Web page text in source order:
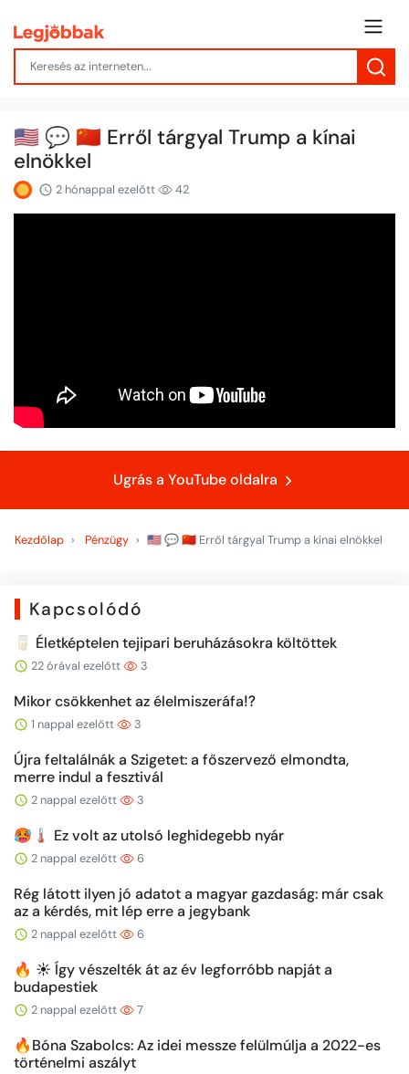
🇺🇸 💬 🇨🇳 Erről tárgyal Trump a kínai
elnökkel
2 hónappal ezelőtt 42
Ugrás a YouTube oldalra
Kezdőlap Pénzügy 🇺🇸 💬 🇨🇳 Erről tárgyal Trump a kínai elnökkel
Kapcsolódó
🥛 Életképtelen tejipari beruházásokra költöttek
22 órával ezelőtt 3
Mikor csökkenhet az élelmiszeráfa⁉️
1 nappal ezelőtt 3
Újra feltalálnák a Szigetet: a főszervező elmondta,
merre indul a fesztivál
2 nappal ezelőtt 3
🥵🌡️ Ez volt az utolsó leghidegebb nyár
2 nappal ezelőtt 6
Rég látott ilyen jó adatot a magyar gazdaság: már csak
az a kérdés, mit lép erre a jegybank
2 nappal ezelőtt 6
🔥 ☀️ Így vészelték át az év legforróbb napját a
budapestiek
2 nappal ezelőtt 7
🔥Bóna Szabolcs: Az idei messze felülmúlja a 2022-es
történelmi aszályt